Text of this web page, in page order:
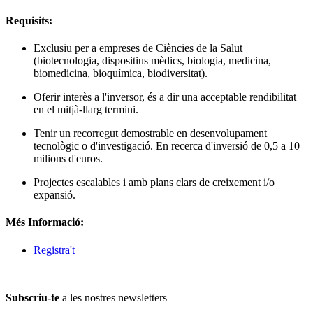
Requisits:
Exclusiu per a empreses de Ciències de la Salut
(biotecnologia, dispositius mèdics, biologia, medicina,
biomedicina, bioquímica, biodiversitat).
Oferir interès a l'inversor, és a dir una acceptable rendibilitat
en el mitjà-llarg termini.
Tenir un recorregut demostrable en desenvolupament
tecnològic o d'investigació. En recerca d'inversió de 0,5 a 10
milions d'euros.
Projectes escalables i amb plans clars de creixement i/o
expansió.​
Més Informació:
Registra't
Subscriu-te a les nostres newsletters